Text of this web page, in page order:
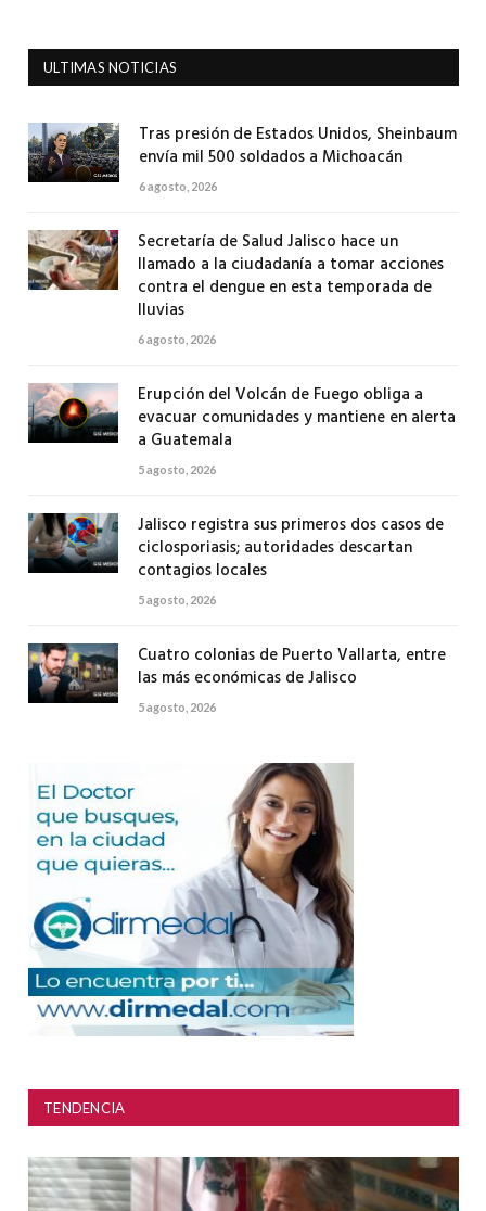
ULTIMAS NOTICIAS
Tras presión de Estados Unidos, Sheinbaum
envía mil 500 soldados a Michoacán
6 agosto, 2026
Secretaría de Salud Jalisco hace un
llamado a la ciudadanía a tomar acciones
contra el dengue en esta temporada de
lluvias
6 agosto, 2026
Erupción del Volcán de Fuego obliga a
evacuar comunidades y mantiene en alerta
a Guatemala
5 agosto, 2026
Jalisco registra sus primeros dos casos de
ciclosporiasis; autoridades descartan
contagios locales
5 agosto, 2026
Cuatro colonias de Puerto Vallarta, entre
las más económicas de Jalisco
5 agosto, 2026
TENDENCIA